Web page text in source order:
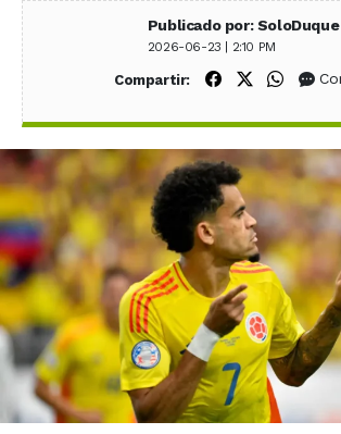
Publicado por: SoloDuque
2026-06-23 | 2:10 PM
Compartir: Compartir en
Compartir